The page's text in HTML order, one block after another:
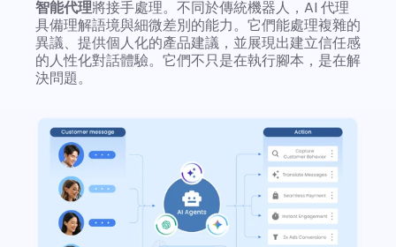
智能代理將接手處理。不同於傳統機器人，AI 代理
具備理解語境與細微差別的能力。它們能處理複雜的
異議、提供個人化的產品建議，並展現出建立信任感
的人性化對話體驗。它們不只是在執行腳本，是在解
決問題。